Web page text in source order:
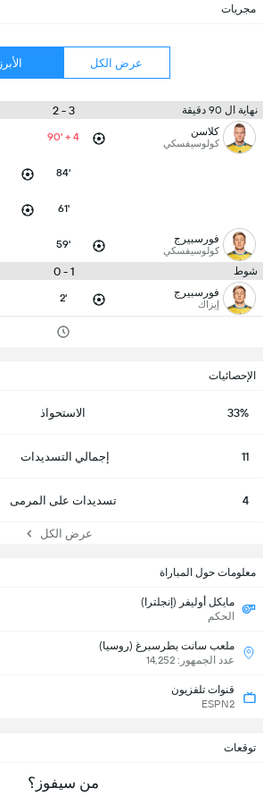
مجريات
عرض الكل الأبرز
نهاية ال 90 دقيقة 3 - 2
كلاسن
كولوسيفسكي 90' + 4
84'
61'
فورسبيرج
كولوسيفسكي 59'
شوط 1 - 0
فورسبيرج
إيزاك 2'
الإحصائيات
33% الاستحواذ
11 إجمالي التسديدات
4 تسديدات على المرمى
عرض الكل
معلومات حول المباراة
مايكل أوليفر (إنجلترا)
الحكم
ملعب سانت بطرسبرغ (روسيا)
عدد الجمهور: 14,252
قنوات تلفزيون
ESPN2
توقعات
من سيفوز؟